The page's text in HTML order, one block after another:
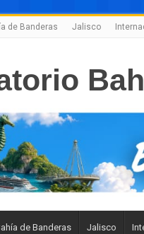
de Banderas Jalisco
de Banderas Jalisco